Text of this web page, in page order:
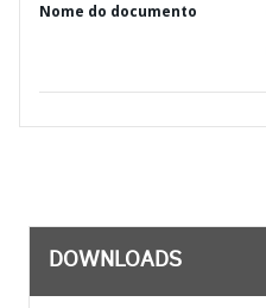
Nome do documento
DOWNLOADS